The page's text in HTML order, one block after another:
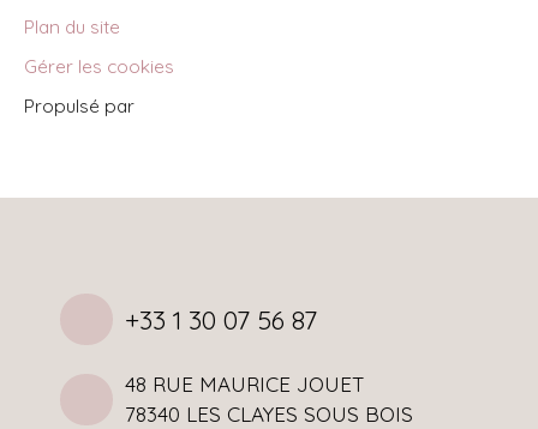
Plan du site
Gérer les cookies
Propulsé par
+33 1 30 07 56 87
48 RUE MAURICE JOUET
78340 LES CLAYES SOUS BOIS